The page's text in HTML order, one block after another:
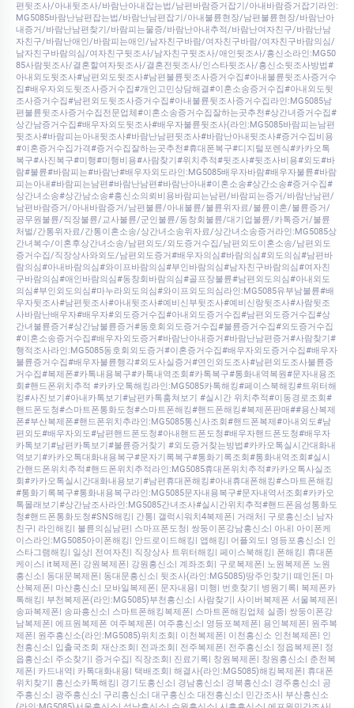
편뒷조사/아내뒷조사/바람난아내잡는법/남편바람증거잡기/아내바람증거잡기라인:
MG5085바람난남편잡는법/바람난남편잡기/아내불륜현장/남편불륜현장/바람난아
내증거/바람난남편찾기/바람피는물증/바람난아내추적/바람난여자친구/바람난남
자친구/바람난애인/바람피는애인/남자친구바람/여자친구바람/여자친구바람의심/
남자친구바람의심/여자친구뒷조사/남자친구뒷조사/애인뒷조사/흥신소라인:MG50
85사람뒷조사/결혼할여자뒷조사/결혼전뒷조사/인스타뒷조사/흥신소뒷조사방법#
아내외도뒷조사#남편외도뒷조사#남편불륜뒷조사증거수집#아내불륜뒷조사증거수
집#배우자외도뒷조사증거수집#개인고민상담해결#이혼소송증거수집#아내외도뒷
조사증거수집#남편외도뒷조사증거수집#아내불륜뒷조사증거수집라인:MG5085남
편불륜뒷조사증거수집전문업체#이혼소송증거수집잘하는곳추천#상간녀증거수집#
상간남증거수집#배우자외도뒷조사#배우자불륜뒷조사(라인:MG5085바람피는남편
뒷조사#바람피는아내뒷조사#바람난남편뒷조사#바람난아내뒷조사#증거수집비용
#이혼증거수집가격#증거수집잘하는곳추천#휴대폰복구#디지털포렌식#카카오톡
복구#사진복구#미행#미행비용#사람찾기#위치추적#뒷조사#뒷조사비용#외도#바
람#불륜#바람피는#바람난#배우자외도라인:MG5085배우자바람#배우자불륜#바람
피는아내#바람피는남편#바람난남편#바람난아내#이혼소송#상간소송#증거수집#
상간녀소송#상간남소송#흥신소의뢰비용바람피는남편/바람피는증거/바람난남편/
남편바람증거/아내바람증거/남편불륜/아내불륜/불륜위자료/불륜이혼/불륜증거/
공무원불륜/직장불륜/교사불륜/군인불륜/동창회불륜/대기업불륜/카톡증거/불륜
처벌/간통위자료/간통이혼소송/상간녀소송위자료/상간녀소송증거라인:MG5085상
간녀복수/이혼후상간녀소송/남편외도/외도증거수집/남편외도이혼소송/남편외도
증거수집/직장상사와외도/남편외도증거#배우자의심#바람의심#외도의심#남편바
람의심#아내바람의심#와이프바람의심#부인바람의심#남자친구바람의심#여자친
구바람의심#애인바람의심#동창회바람의심#골프장불륜#남편외도의심#아내외도
의심#부인외도의심#마누라외도의심#와이프외도의심라인:MG5085유부남불륜#배
우자뒷조사#남편뒷조사#아내뒷조사#예비신부뒷조사#예비신랑뒷조사#사람뒷조
사바람난배우자#배우자#외도증거수집#아내외도증거수집#남편외도증거수집#상
간녀불륜증거#상간남불륜증거#동호회외도증거수집#불륜증거수집#외도증거수집
#이혼소송증거수집#배우자외도증거#바람난아내증거#바람난남편증거#사람찾기#
행적조사라인:MG5085동호회외도증거#이혼증거수집#배우자외도증거수집#배우자
불륜증거수집#배우자불륜행각#외도사실증거#연인외도조사#남편외도조사불륜증
거수집#복제폰#카톡내용복구#카톡내역조회#카톡복구#통화내역복원#문자내용조
회#핸드폰위치추적 #카카오톡해킹라인:MG5085카톡해킹#페이스북해킹#트위터해
킹#사진보기#아내카톡보기#남편카톡훔쳐보기 #실시간 위치추적#이동경로조회#
핸드폰도청#스마트폰통화도청#스마트폰해킹#핸드폰해킹#복제폰판매##용산복제
폰#부산복제폰#핸드폰위치추라인:MG5085통신사조회#핸드폰복제#아내외도#남
편외도#배우자외도#남편핸드폰도청#아내핸드폰도청#배우자핸드폰도청#배우자
카톡보기#남편카톡보기#불륜증거찾기 #외도증거찾는방법#카카오톡실시간대화내
역보기#카카오톡대화내용복구#문자기록복구#통화기록조회#통화내역조회#실시
간핸드폰위치추적#핸드폰위치추적라인:MG5085휴대폰위치추적#카카오톡사실조
회#카카오톡실시간대화내용보기#남편휴대폰해킹#아내휴대폰해킹#스마트폰해킹
#통화기록복구#통화내용복구라인:MG5085문자내용복구#문자내역서조회#카카오
톡몰래보기#상간남조사라인:MG5085간녀조사#실시간위치추적#핸드폰음성통화도
청#핸드폰통화도청#SNS해킹| 간통| 갤럭시워치4복제폰| 거래처| 구로흥신소| 남자
친구| 라인해킹| 불륜의심남편| 스마프폰도청| 쌍둥이폰강남흥신소| 아내| 아이폰케
이스라인:MG5085아이폰해킹| 안드로이드해킹| 앱해킹| 어플외도| 영등포흥신소| 인
스타그램해킹| 일상| 전여자친| 직장상사 트위터해킹| 페이스북해킹| 폰해킹| 휴대폰
케이스| it복제폰| 강원복제폰| 강원흥신소| 계좌조회| 구로복제폰| 노원복제폰 노원
흥신소| 동대문복제폰| 동대문흥신소| 뒷조사(라인:MG5085)땅주인찾기| 떼인돈| 마
산복제폰| 마산흥신소| 모바일복제폰| 문자내용| 미행| 번호찾기| 병원기록| 복제폰카
톡해킹| 부천복제폰(라인:MG5085)부천흥신소| 사람찾기| 사이버복제폰 서울복제폰|
송파복제폰| 송파흥신소| 스마트폰해킹복제폰| 스마트폰해킹업체 실종| 쌍둥이폰강
남복제폰| 에프원복제폰 여주복제폰| 여주흥신소| 영등포복제폰| 용인복제폰| 원주복
제폰| 원주흥신소(라인:MG5085)위치조회| 이천복제폰| 이천흥신소 인천복제폰| 인
천흥신소| 입출국조회 재산조회| 전과조회| 전주복제폰| 전주흥신소| 정읍복제폰| 정
읍흥신소| 주소찾기| 증거수집| 직장조회| 진료기록| 창원복제폰| 창원흥신소| 춘천복
제폰| 카드내역| 카톡대화내용| 택배조회| 해결사(라인:MG5085)해킹복제폰| 휴대폰
위치찾기| 흥신소카톡해킹| 경기도흥신소| 경남흥신소| 경북흥신소| 경주흥신소| 공
주흥신소| 광주흥신소| 구리흥신소| 대구흥신소 대전흥신소| 민간조사| 부산흥신소